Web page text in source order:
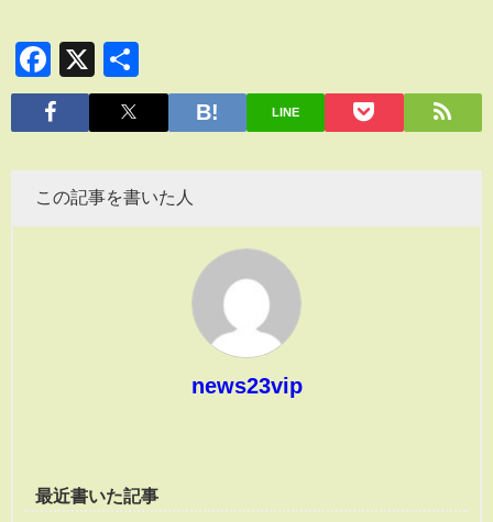
Facebook
X
有
LINE
この記事を書いた人
news23vip
最近書いた記事